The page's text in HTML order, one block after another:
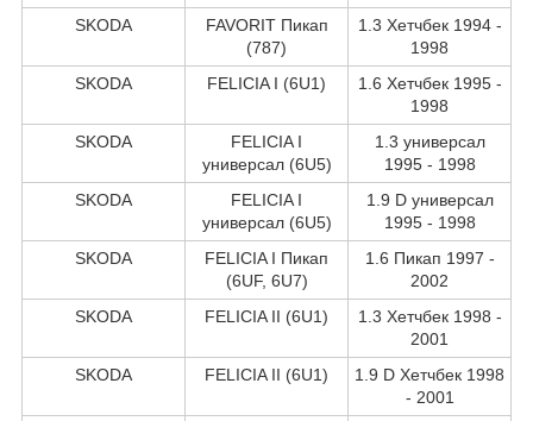
SKODA
FAVORIT Пикап
(787)
1.3 Хетчбек 1994 -
1998
SKODA
FELICIA I (6U1)
1.6 Хетчбек 1995 -
1998
SKODA
FELICIA I
универсал (6U5)
1.3 универсал
1995 - 1998
SKODA
FELICIA I
универсал (6U5)
1.9 D универсал
1995 - 1998
SKODA
FELICIA I Пикап
(6UF, 6U7)
1.6 Пикап 1997 -
2002
SKODA
FELICIA II (6U1)
1.3 Хетчбек 1998 -
2001
SKODA
FELICIA II (6U1)
1.9 D Хетчбек 1998
- 2001